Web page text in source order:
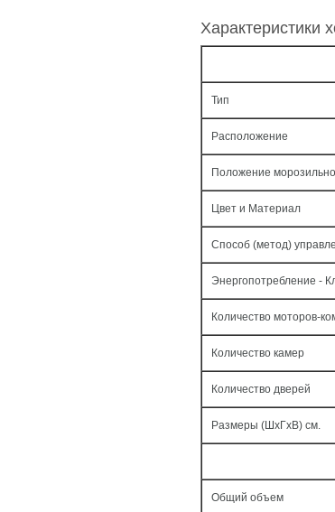
Характеристики
Тип
Расположение
Положение
Цвет и Материал
Способ (метод)
Энергопотребление -
Количество моторов-
Количество камер
Количество дверей
Размеры (ШxГxВ) см.
Общий объем